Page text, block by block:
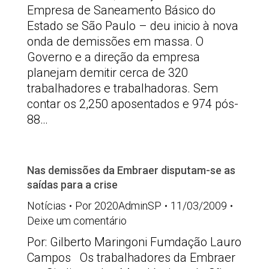
Empresa de Saneamento Básico do
Estado se São Paulo – deu inicio à nova
onda de demissões em massa. O
Governo e a direção da empresa
planejam demitir cerca de 320
trabalhadores e trabalhadoras. Sem
contar os 2,250 aposentados e 974 pós-
88…
Nas demissões da Embraer disputam-se as
saídas para a crise
Notícias
Por 2020AdminSP
11/03/2009
Deixe um comentário
Por: Gilberto Maringoni Fumdação Lauro
Campos Os trabalhadores da Embraer